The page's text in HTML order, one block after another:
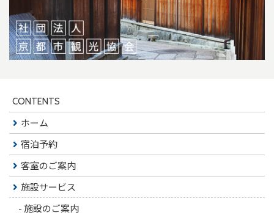
CONTENTS
ホーム
宿泊予約
客室のご案内
施設サービス
-施設のご案内